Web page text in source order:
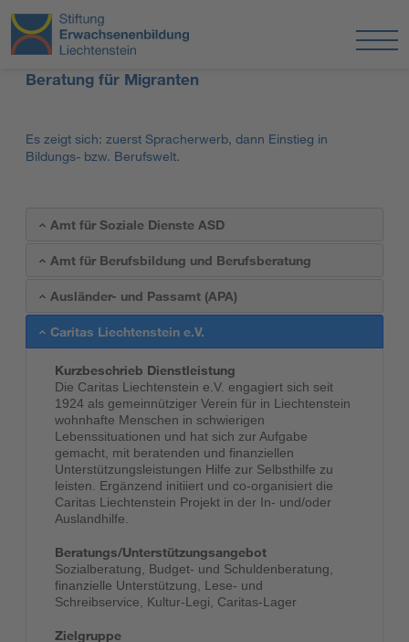
Beratung für Migranten
Es zeigt sich: zuerst Spracherwerb, dann Einstieg in
Bildungs- bzw. Berufswelt.
Amt für Soziale Dienste ASD
Amt für Berufsbildung und Berufsberatung
Ausländer- und Passamt (APA)
Caritas Liechtenstein e.V.
Kurzbeschrieb Dienstleistung
Die Caritas Liechtenstein e.V. engagiert sich seit
1924 als gemeinnütziger Verein für in Liechtenstein
wohnhafte Menschen in schwierigen
Lebenssituationen und hat sich zur Aufgabe
gemacht, mit beratenden und finanziellen
Unterstützungsleistungen Hilfe zur Selbsthilfe zu
leisten. Ergänzend initiiert und co-organisiert die
Caritas Liechtenstein Projekt in der In- und/oder
Auslandhilfe.
Beratungs/Unterstützungsangebot
Sozialberatung, Budget- und Schuldenberatung,
finanzielle Unterstützung, Lese- und
Schreibservice, Kultur-Legi, Caritas-Lager
Zielgruppe